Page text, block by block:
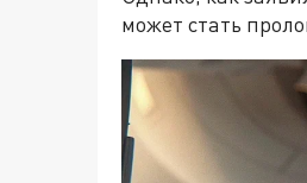
может стать